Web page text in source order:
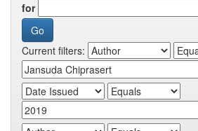
for
Current filters: